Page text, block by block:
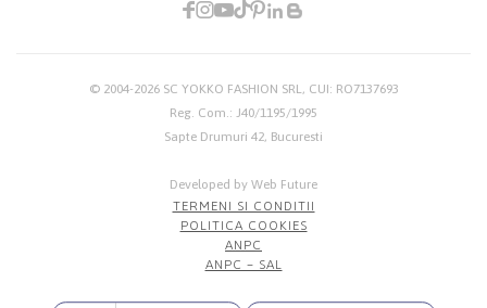
© 2004-2026 SC YOKKO FASHION SRL, CUI: RO7137693
Reg. Com.: J40/1195/1995
Sapte Drumuri 42, Bucuresti
Developed by Web Future
TERMENI SI CONDITII
POLITICA COOKIES
ANPC
ANPC – SAL